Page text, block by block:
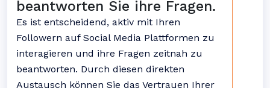
beantworten Sie ihre Fragen.
Es ist entscheidend, aktiv mit Ihren
Followern auf Social Media Plattformen zu
interagieren und ihre Fragen zeitnah zu
beantworten. Durch diesen direkten
Austausch können Sie das Vertrauen Ihrer